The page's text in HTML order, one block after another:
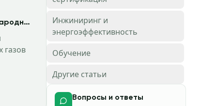
и
газов
и
Инжиниринг и
энергоэффективность
Обучение
Другие статьи
Вопросы и ответы